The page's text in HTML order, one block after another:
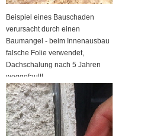
Beispiel eines Bauschaden
verursacht durch einen
Baumangel - beim Innenausbau
falsche Folie verwendet,
Dachschalung nach 5 Jahren
weggefault!